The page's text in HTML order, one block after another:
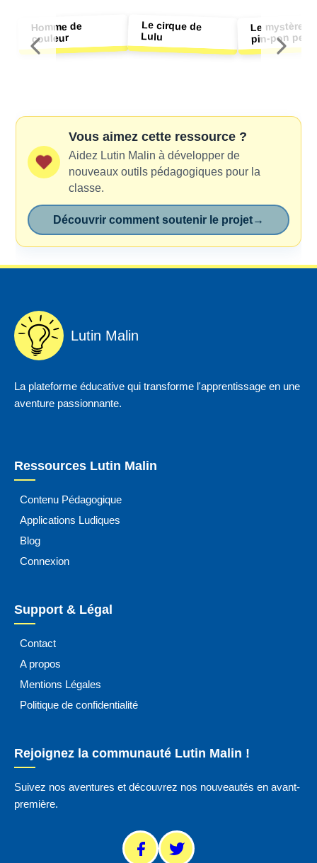
Homme de
couleur
Le cirque de
Lulu
Le mystère
pin-pon
Vous aimez cette ressource ?
Aidez Lutin Malin à développer de
nouveaux outils pédagogiques pour la
classe.
Découvrir comment soutenir le projet→
Lutin Malin
La plateforme éducative qui transforme l'apprentissage en une
aventure passionnante.
Ressources Lutin Malin
Contenu Pédagogique
Applications Ludiques
Blog
Connexion
Support & Légal
Contact
A propos
Mentions Légales
Politique de confidentialité
Rejoignez la communauté Lutin Malin !
Suivez nos aventures et découvrez nos nouveautés en avant-
première.